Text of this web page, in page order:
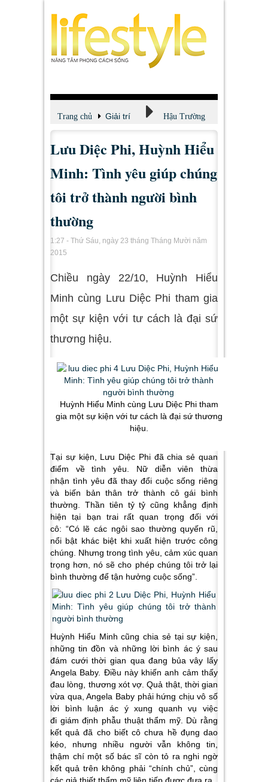
Trang chủ Giải trí Hậu Trường
Lưu Diệc Phi, Huỳnh Hiểu
Minh: Tình yêu giúp chúng
tôi trở thành người bình
thường
1:27 - Thứ Sáu, ngày 23 tháng Tháng Mười năm
2015
Chiều ngày 22/10, Huỳnh Hiểu
Minh cùng Lưu Diệc Phi tham gia
một sự kiện với tư cách là đại sứ
thương hiệu.
Huỳnh Hiểu Minh cùng Lưu Diệc Phi tham
gia một sự kiện với tư cách là đại sứ thương
hiệu.
Tại sự kiện, Lưu Diệc Phi đã chia sẻ quan
điểm về tình yêu. Nữ diễn viên thừa
nhận tình yêu đã thay đổi cuộc sống riêng
và biến bản thân trở thành cô gái bình
thường. Thần tiên tỷ tỷ cũng khẳng định
hiện tại bạn trai rất quan trọng đối với
cô: “Có lẽ các ngôi sao thường quyến rũ,
nổi bật khác biệt khi xuất hiện trước công
chúng. Nhưng trong tình yêu, cảm xúc quan
trọng hơn, nó sẽ cho phép chúng tôi trở lại
bình thường để tận hưởng cuộc sống”.
Huỳnh Hiểu Minh cũng chia sẻ tại sự kiện,
những tin đồn và những lời bình ác ý sau
đám cưới thời gian qua đang bủa vây lấy
Angela Baby. Điều này khiến anh cảm thấy
đau lòng, thương xót vợ. Quả thật, thời gian
vừa qua, Angela Baby phải hứng chịu vô số
lời bình luận ác ý xung quanh vụ việc
đi giám định phẫu thuật thẩm mỹ. Dù rằng
kết quả đã cho biết cô chưa hề đụng dao
kéo, nhưng nhiều người vẫn không tin,
thậm chí một số bác sĩ còn tỏ ra nghi ngờ
kết quả trên không phải “chính chủ”, cùng